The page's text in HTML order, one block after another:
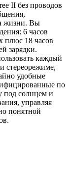
II без проводов
жизни. Вы
6 часов
плюс 18 часов
зарядки.
каждый
стереорежиме,
удобные
по
под солнцем и
управляя
понятной